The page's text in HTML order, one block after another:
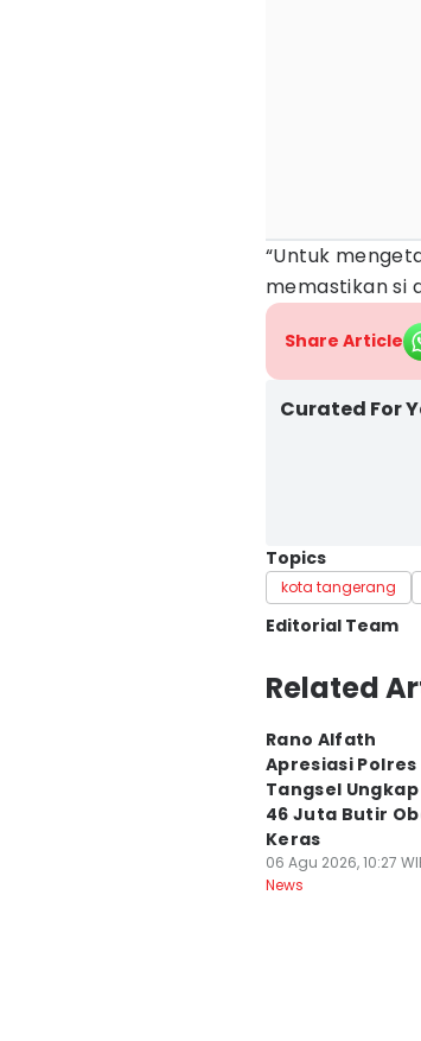
“Untuk
memastikan si
Share Article
Curated For
Topics
kota tangerang
Editorial Team
Editor
Editor
Ita
Related
Rano Alfath
Apresiasi Polres
Tangsel Ungkap
46 Juta Butir
Keras
06 Agu 2026, 10:27
News